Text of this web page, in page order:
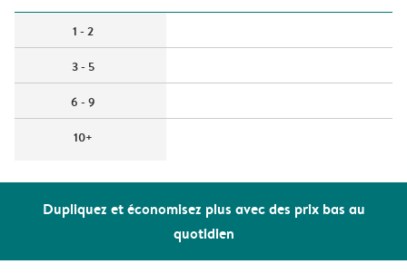
Dupliquez et économisez plus avec des prix bas au
quotidien
1 - 2
3 - 5
6 - 9
10+